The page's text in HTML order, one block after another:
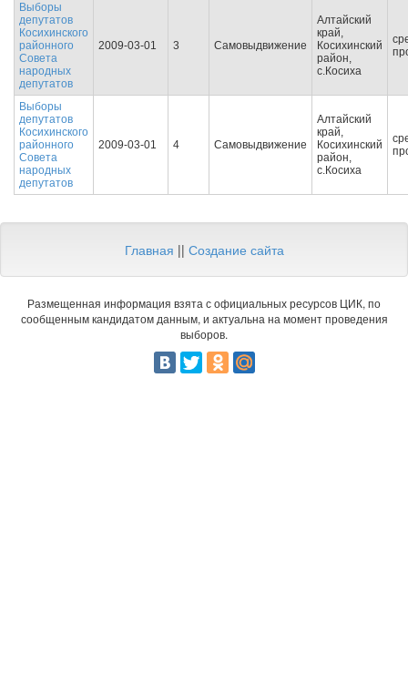
Выборы
депутатов
Косихинского
районного
Совета
народных
депутатов
2009-03-01 3 Самовыдвижение
Алтайский
край,
Косихинский
район,
с.Косиха
Выборы
депутатов
Косихинского
районного
Совета
народных
депутатов
2009-03-01 4 Самовыдвижение
Алтайский
край,
Косихинский
район,
с.Косиха
Главная || Создание сайта
Размещенная информация взята с официальных ресурсов ЦИК, по
сообщенным кандидатом данным, и актуальна на момент проведения
выборов.